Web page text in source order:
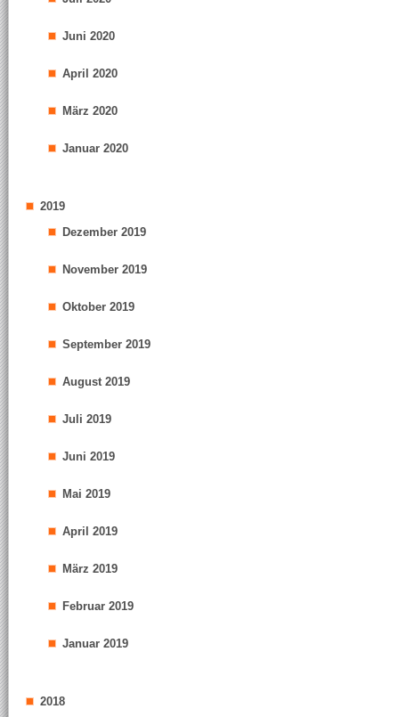
Juni 2020
April 2020
März 2020
Januar 2020
2019
Dezember 2019
November 2019
Oktober 2019
September 2019
August 2019
Juli 2019
Juni 2019
Mai 2019
April 2019
März 2019
Februar 2019
Januar 2019
2018